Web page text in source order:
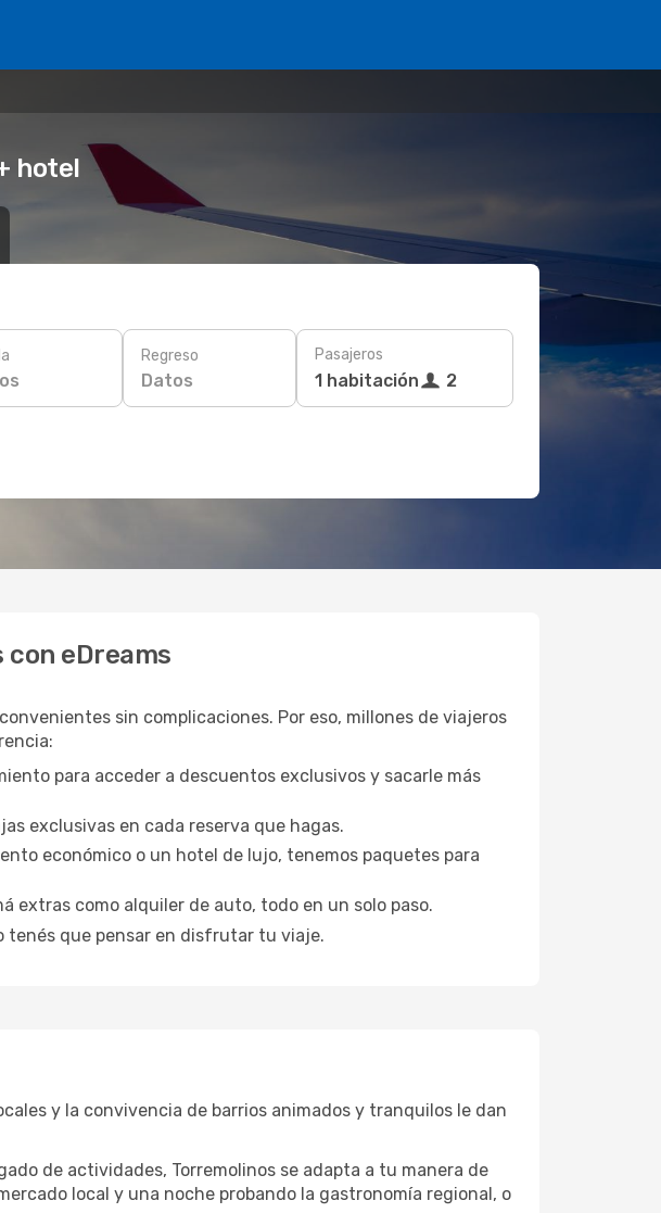
hotel
Regreso
Datos
Pasajeros
1 habitación 2
con eDreams
sin complicaciones. Por eso, millones de viajeros
para acceder a descuentos exclusivos y sacarle más
exclusivas en cada reserva que hagas.
económico o un hotel de lujo, tenemos paquetes para
extras como alquiler de auto, todo en un solo paso.
tenés que pensar en disfrutar tu viaje.
y la convivencia de barrios animados y tranquilos le dan
de actividades, Torremolinos se adapta a tu manera de
local y una noche probando la gastronomía regional, o